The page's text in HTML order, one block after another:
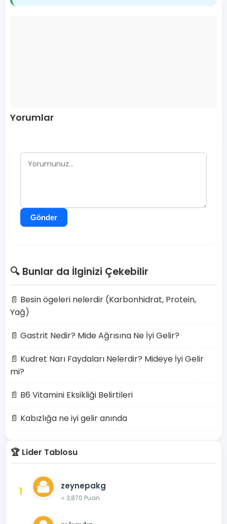
Yorumlar
Gönder
🔍 Bunlar da İlginizi Çekebilir
📄 Besin ögeleri nelerdir (Karbonhidrat, Protein,
Yağ)
📄 Gastrit Nedir? Mide Ağrısına Ne İyi Gelir?
📄 Kudret Narı Faydaları Nelerdir? Mideye İyi Gelir
mi?
📄 B6 Vitamini Eksikliği Belirtileri
📄 Kabızlığa ne iyi gelir anında
🏆 Lider Tablosu
1 zeynepakg
⭐ 3,870 Puan